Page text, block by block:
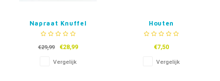
Napraat Knuffel
Giraffe Bellus -
€29,99 €28,99
Vergelijk
Houten
Mondharmonica
€7,50
Vergelijk